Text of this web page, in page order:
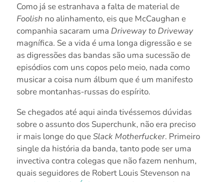
Como já se estranhava a falta de material de
Foolish no alinhamento, eis que McCaughan e
companhia sacaram uma Driveway to Driveway
magnífica. Se a vida é uma longa digressão e se
as digressões das bandas são uma sucessão de
episódios com uns copos pelo meio, nada como
musicar a coisa num álbum que é um manifesto
sobre montanhas-russas do espírito.
Se chegados até aqui ainda tivéssemos dúvidas
sobre o assunto dos Superchunk, não era preciso
ir mais longe do queSlack Motherfucker. Primeiro
single da história da banda, tanto pode ser uma
invectiva contra colegas que não fazem nenhum,
quais seguidores de Robert Louis Stevenson na